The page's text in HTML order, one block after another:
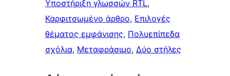
Υποστήριξη γλωσσών RTL
Καρφιτσωμένo άρθρo, Επιλογές
θέματος εμφάνισης, Πολυεπίπεδα
σχόλια, Μεταφράσιμο, Δύο στήλες